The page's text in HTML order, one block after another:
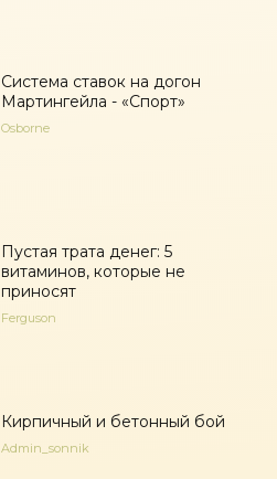
Система ставок на догон
Мартингейла - «Спорт»
Osborne
Пустая трата денег: 5
витаминов, которые не
приносят
Ferguson
Кирпичный и бетонный бой
Admin_sonnik